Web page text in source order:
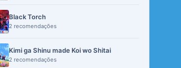
Black Torch
2 recomendações
Kimi ga Shinu made Koi wo Shitai
2 recomendações